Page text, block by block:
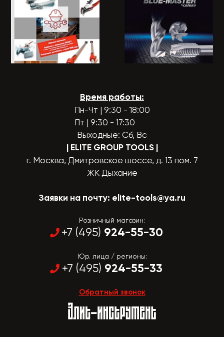
Время работы:
Пн-Чт | 9:30 - 18:00
Пт | 9:30 - 17:30
Выходные: Сб, Вс
| ELITE GROUP TOOLS |
г. Москва, Дмитровское шоссе, д. 13 пом. 7
ЖК Дыхание
Заявки на почту: elite-tools@ya.ru
Розничный магазин:
+7 (495) 924-55-30
Юр. лица / регионы:
+7 (495) 924-55-33
Обратный звонок